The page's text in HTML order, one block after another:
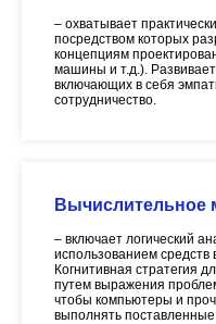
– охватывает
посредством которых
концепциям
машины и т.д.).
включающих в себя
сотрудничество.
– включает логический
использованием средств
Когнитивная стратегия
путем выражения
чтобы компьютеры и
выполнять